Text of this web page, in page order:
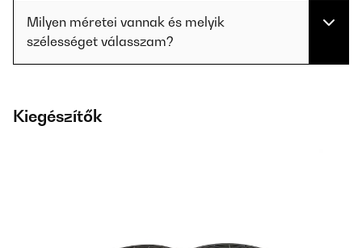
Milyen méretei vannak és melyik
szélességet válasszam?
Kiegészítők